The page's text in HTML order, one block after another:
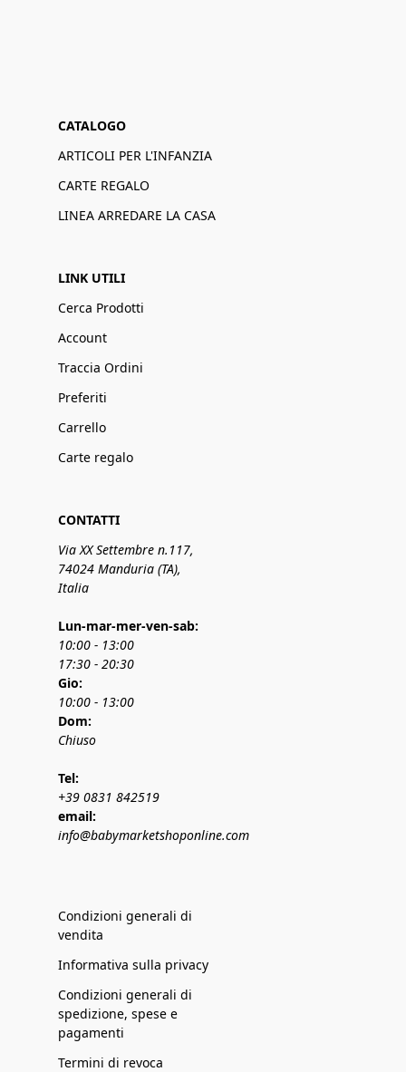
CATALOGO
ARTICOLI PER L'INFANZIA
CARTE REGALO
LINEA ARREDARE LA CASA
LINK UTILI
Cerca Prodotti
Account
Traccia Ordini
Preferiti
Carrello
Carte regalo
CONTATTI
Via XX Settembre n.117,
74024 Manduria (TA),
Italia
Lun-mar-mer-ven-sab:
10:00 - 13:00
17:30 - 20:30
Gio:
10:00 - 13:00
Dom:
Chiuso
Tel:
+39 0831 842519
email:
info@babymarketshoponline.com
Condizioni generali di
vendita
Informativa sulla privacy
Condizioni generali di
spedizione, spese e
pagamenti
Termini di revoca